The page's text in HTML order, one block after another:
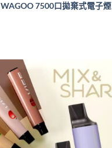
7500口拋棄式電子煙